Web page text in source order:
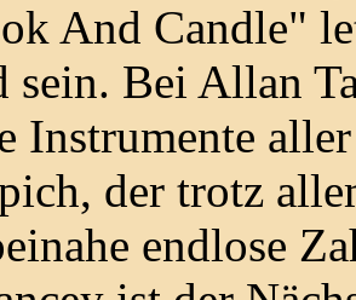
And Candle"
sein. Bei Allan
Instrumente
der trotz
endlose